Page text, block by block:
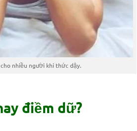
nhiều người khi thức dậy.
điềm dữ?